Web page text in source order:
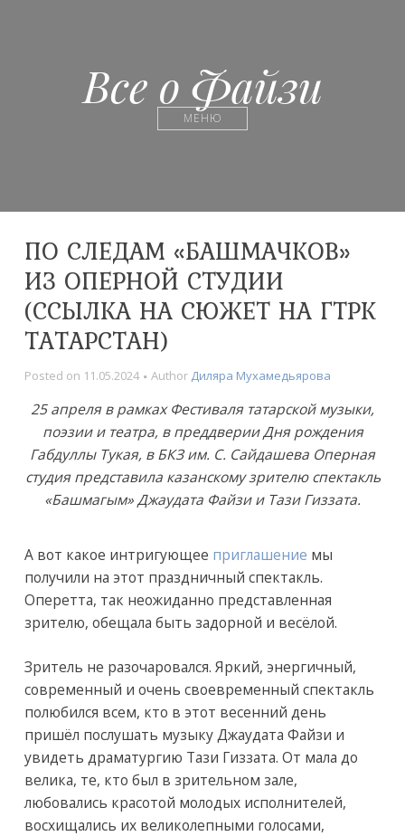
Все о Файзи
МЕНЮ
ПО СЛЕДАМ «БАШМАЧКОВ»
ИЗ ОПЕРНОЙ СТУДИИ
(ССЫЛКА НА СЮЖЕТ НА ГТРК
ТАТАРСТАН)
Posted on 11.05.2024 Author Диляра Мухамедьярова
25 апреля в рамках Фестиваля татарской музыки,
поэзии и театра, в преддверии Дня рождения
Габдуллы Тукая, в БКЗ им. С. Сайдашева Оперная
студия представила казанскому зрителю спектакль
«Башмагым» Джаудата Файзи и Тази Гиззата.
А вот какое интригующее приглашение мы
получили на этот праздничный спектакль.
Оперетта, так неожиданно представленная
зрителю, обещала быть задорной и весёлой.
Зритель не разочаровался. Яркий, энергичный,
современный и очень своевременный спектакль
полюбился всем, кто в этот весенний день
пришёл послушать музыку Джаудата Файзи и
увидеть драматургию Тази Гиззата. От мала до
велика, те, кто был в зрительном зале,
любовались красотой молодых исполнителей,
восхищались их великолепными голосами,